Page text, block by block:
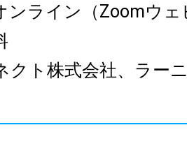
ンライン（Zoomウェ
クト株式会社、ラー